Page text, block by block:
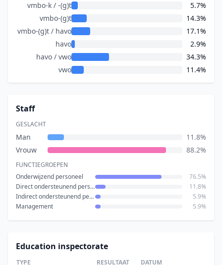
vmbo-k / -(g)t
5.7%
vmbo-(g)t
14.3%
vmbo-(g)t / havo
17.1%
havo
2.9%
havo / vwo
34.3%
vwo
11.4%
Staff
GESLACHT
Man
11.8%
Vrouw
88.2%
FUNCTIEGROEPEN
Onderwijzend personeel
76.5%
Direct ondersteunend personeel
11.8%
Indirect ondersteunend personeel
5.9%
Management
5.9%
Education inspectorate
TYPE RESULTAAT DATUM